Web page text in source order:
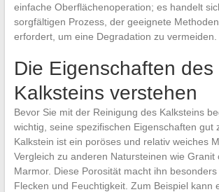
einfache Oberflächenoperation; es handelt
sorgfältigen Prozess, der geeignete
erfordert, um eine Degradation zu vermeiden.
Die Eigenschaften des
Kalksteins verstehen
Bevor Sie mit der Reinigung des Kalksteins
wichtig, seine spezifischen Eigenschaften gut
Kalkstein ist ein poröses und relativ weiches
Vergleich zu anderen Natursteinen wie Granit
Marmor. Diese Porosität macht ihn
Flecken und Feuchtigkeit. Zum Beispiel kann